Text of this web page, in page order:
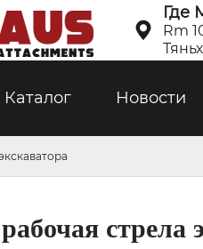

Где
Rm
Каталог Новости
стрела